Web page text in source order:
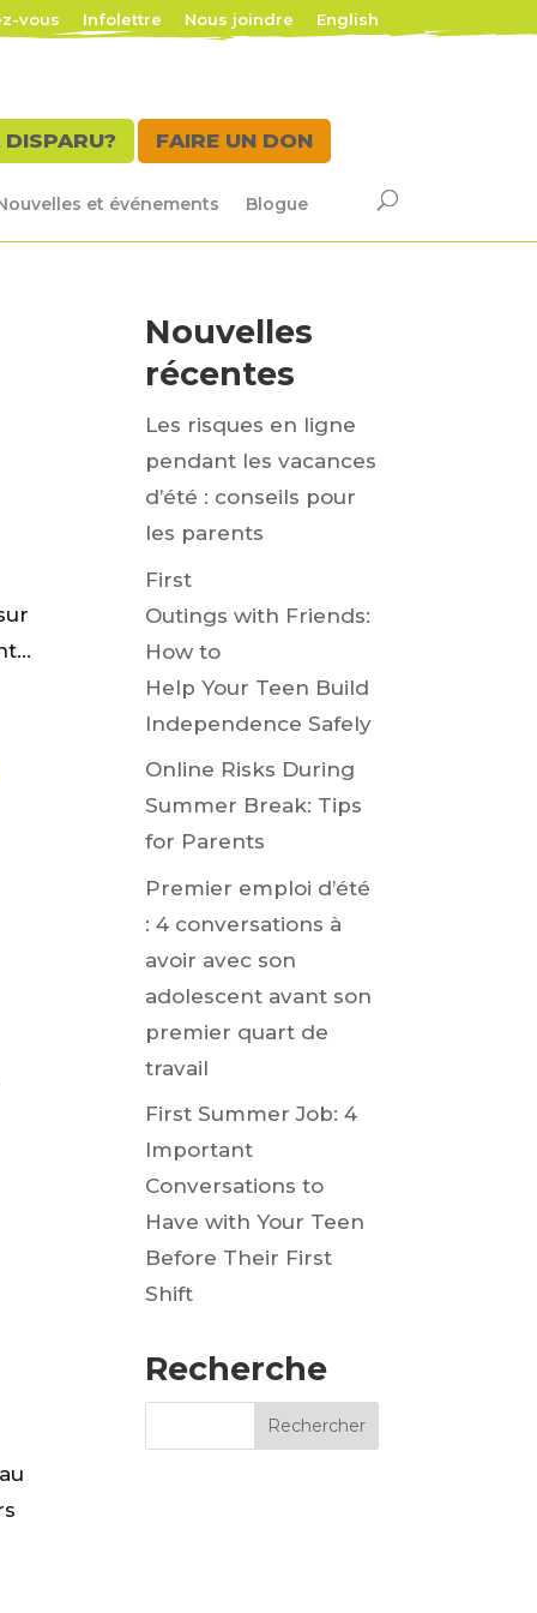
vous Infolettre Nous joindre English
FAIRE UN DON
et événements Blogue
Nouvelles
récentes
Les risques en ligne
pendant les vacances
d’été : conseils pour
les parents
First
Outings with Friends:
How to
Help Your Teen Build
Independence Safely
Online Risks During
Summer Break: Tips
for Parents
Premier emploi d’été
: 4 conversations à
avoir avec son
adolescent avant son
premier quart de
travail
First Summer Job: 4
Important
Conversations to
Have with Your Teen
Before Their First
Shift
Recherche